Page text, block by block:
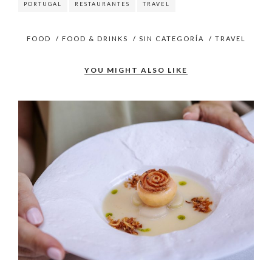
PORTUGAL RESTAURANTES TRAVEL
FOOD / FOOD & DRINKS / SIN CATEGORÍA / TRAVEL
YOU MIGHT ALSO LIKE